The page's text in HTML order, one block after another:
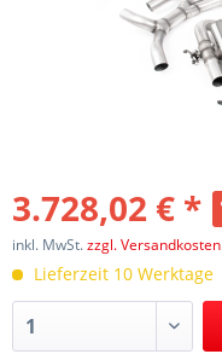
3.728,02 € *
inkl. MwSt.zzgl. Versandkosten
Lieferzeit 10 Werktage